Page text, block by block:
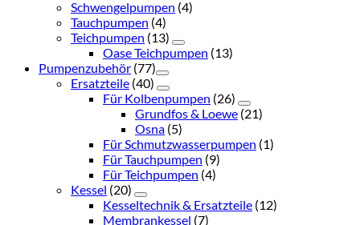
Schwengelpumpen (4)
Tauchpumpen (4)
Teichpumpen (13)
Oase Teichpumpen (13)
Pumpenzubehör (77)
Ersatzteile (40)
Für Kolbenpumpen (26)
Grundfos & Loewe (21)
Osna (5)
Für Schmutzwasserpumpen (1)
Für Tauchpumpen (9)
Für Teichpumpen (4)
Kessel (20)
Kesseltechnik & Ersatzteile (12)
Membrankessel (7)